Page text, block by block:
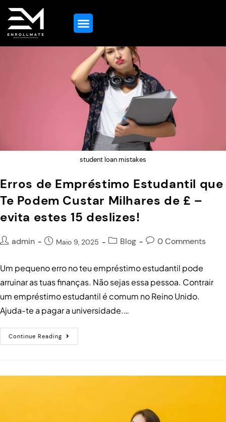
student loan mistakes
Erros de Empréstimo Estudantil que
Te Podem Custar Milhares de £ –
evita estes 15 deslizes!
admin Maio 9, 2025 Blog 0 Comments
Um pequeno erro no teu empréstimo estudantil pode
arruinar as tuas finanças. Não sejas essa pessoa. Contrair
um empréstimo estudantil é comum no Reino Unido.
Ajuda-te a pagar a universidade.…
Continue Reading